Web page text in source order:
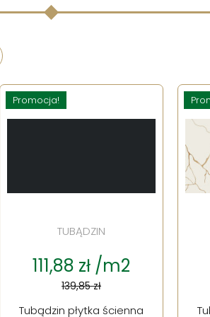
Promocja!
TUBĄDZIN
111,88 zł /m2
139,85 zł
Tubądzin płytka ścienna